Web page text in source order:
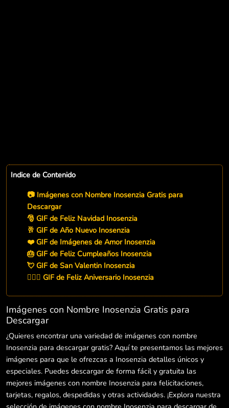
Indice de Contenido
📷 Imágenes con Nombre Inosenzia Gratis para
Descargar
🎅 GIF de Feliz Navidad Inosenzia
🥂 GIF de Año Nuevo Inosenzia
❤️ GIF de Imágenes de Amor Inosenzia
🎂 GIF de Feliz Cumpleaños Inosenzia
💘 GIF de San Valentin Inosenzia
👨‍❤️‍👨 GIF de Feliz Aniversario Inosenzia
Imágenes con Nombre Inosenzia Gratis para
Descargar
¿Quieres encontrar una variedad de imágenes con nombre
Inosenzia para descargar gratis? Aquí te presentamos las mejores
imágenes para que le ofrezcas a Inosenzia detalles únicos y
especiales. Puedes descargar de forma fácil y gratuita las
mejores imágenes con nombre Inosenzia para felicitaciones,
tarjetas, regalos, despedidas y otras actividades. ¡Explora nuestra